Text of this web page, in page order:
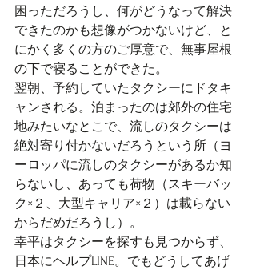
困っただろうし、何がどうなって解決
できたのかも想像がつかないけど、と
にかく多くの方のご厚意で、無事屋根
の下で寝ることができた。
翌朝、予約していたタクシーにドタキ
ャンされる。泊まったのは郊外の住宅
地みたいなとこで、流しのタクシーは
絶対寄り付かないだろうという所（ヨ
ーロッパに流しのタクシーがあるか知
らないし、あっても荷物（スキーバッ
ク×２、大型キャリア×２）は載らない
からだめだろうし）。
幸平はタクシーを探すも見つからず、
日本にヘルプLINE。でもどうしてあげ